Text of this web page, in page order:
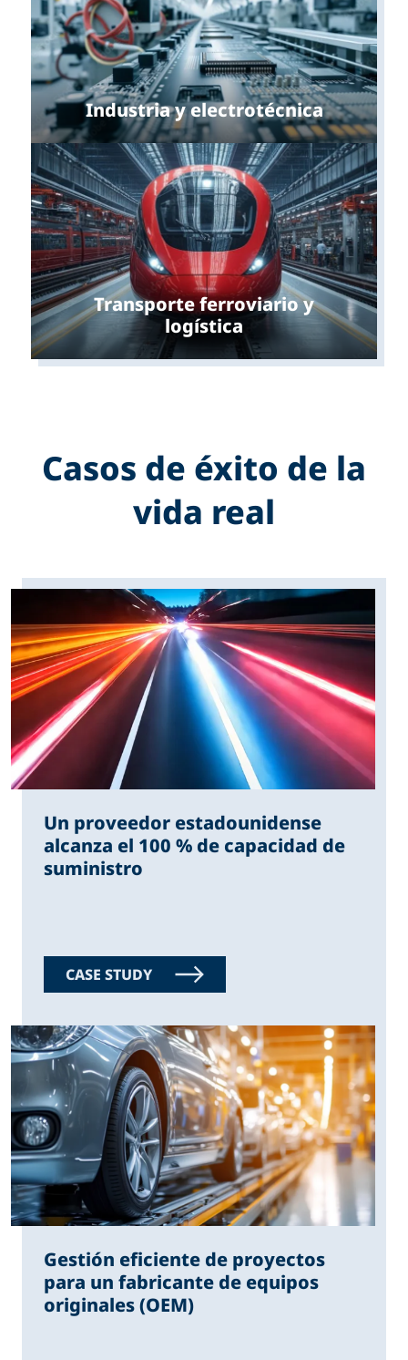
Industria y electrotécnica
Transporte ferroviario y
logística
Casos de éxito de la
vida real
Un proveedor estadounidense
alcanza el 100 % de capacidad de
suministro
CASE STUDY
Gestión eficiente de proyectos
para un fabricante de equipos
originales (OEM)